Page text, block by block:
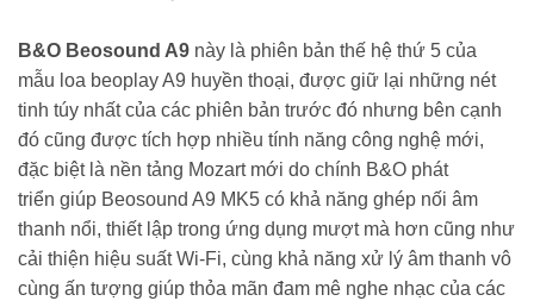
B&O Beosound A9 này là phiên bản thế hệ thứ 5 của
mẫu loa beoplay A9 huyền thoại, được giữ lại những nét
tinh túy nhất của các phiên bản trước đó nhưng bên cạnh
đó cũng được tích hợp nhiều tính năng công nghệ mới,
đặc biệt là nền tảng Mozart mới do chính B&O phát
triển giúp Beosound A9 MK5 có khả năng ghép nối âm
thanh nổi, thiết lập trong ứng dụng mượt mà hơn cũng như
cải thiện hiệu suất Wi-Fi, cùng khả năng xử lý âm thanh vô
cùng ấn tượng giúp thỏa mãn đam mê nghe nhạc của các